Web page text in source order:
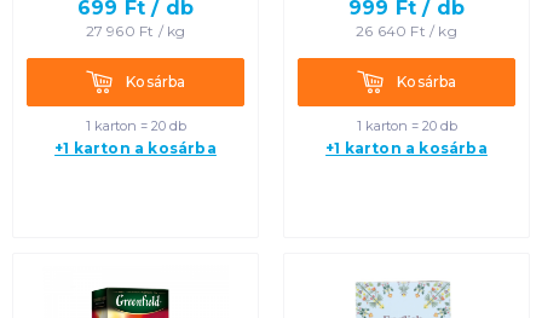
699 Ft / db
27 960 Ft / kg
KosárbaKosárba
1 karton = 20 db
+1 karton a kosárba
999 Ft / db
26 640 Ft / kg
KosárbaKosárba
1 karton = 20 db
+1 karton a kosárba